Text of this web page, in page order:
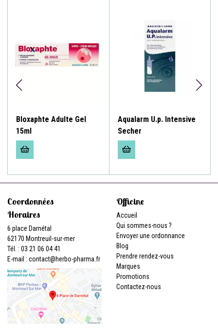
Bloxaphte Adulte Gel
15ml
Aqualarm U.p. Intensive
Secher
Coordonnées
Horaires
6 place Darnétal
62170 Montreuil-sur-mer
Tél. : 03 21 06 04 41
E-mail : contact@herbo-pharma.fr
Officine
Accueil
Qui sommes-nous ?
Envoyer une ordonnance
Blog
Prendre rendez-vous
Marques
Promotions
Contactez-nous